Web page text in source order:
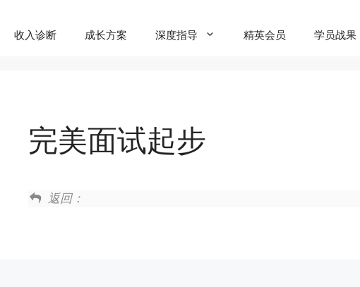
收入诊断 成长方案 深度指导 精英会员 学员战果
完美面试起步
返回：